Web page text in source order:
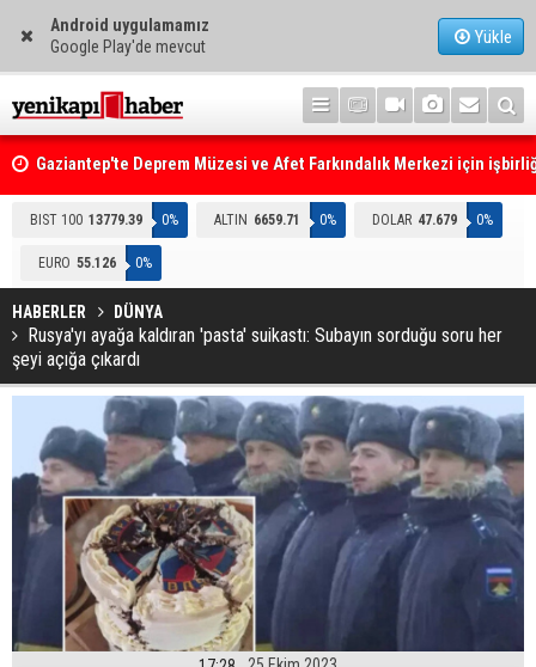
Android uygulamamız
Google Play'de mevcut
Yükle
Gaziantep'te Deprem Müzesi ve Afet Farkındalık Merkezi için
Resmi Gazete'de Bugün
BIST 100 13779.39 0% ALTIN 6659.71 0% DOLAR 47.679 0%
EURO 55.126 0%
HABERLER DÜNYA
Rusya'yı ayağa kaldıran 'pasta' suikastı: Subayın sorduğu soru her
şeyi açığa çıkardı